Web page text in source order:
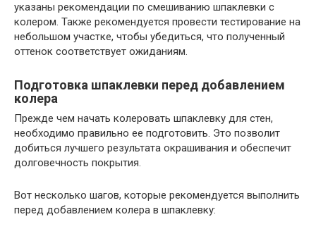
указаны рекомендации по смешиванию шпаклевки с
колером. Также рекомендуется провести тестирование на
небольшом участке, чтобы убедиться, что полученный
оттенок соответствует ожиданиям.
Подготовка шпаклевки перед добавлением
колера
Прежде чем начать колеровать шпаклевку для стен,
необходимо правильно ее подготовить. Это позволит
добиться лучшего результата окрашивания и обеспечит
долговечность покрытия.
Вот несколько шагов, которые рекомендуется выполнить
перед добавлением колера в шпаклевку: